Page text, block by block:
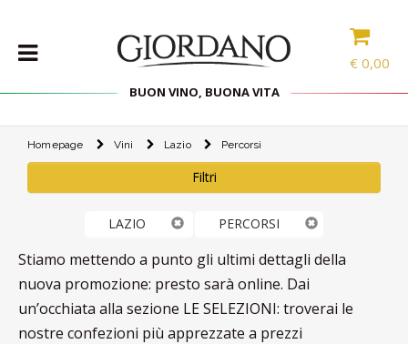
€ 0,00
BUON VINO, BUONA VITA
VINI
INTERNAZIONALE
SPECIALITÀ
CONFEZIONI
SPIRITS
Homepage Vini Lazio Percorsi
Filtri
LAZIO PERCORSI
Stiamo mettendo a punto gli ultimi dettagli della
nuova promozione: presto sarà online. Dai
un’occhiata alla sezione LE SELEZIONI: troverai le
nostre confezioni più apprezzate a prezzi